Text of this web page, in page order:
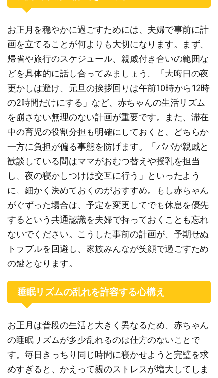
お正月を穏やかに過ごすためには、夫婦で事前に計
画を立てることが何よりも大切になります。まず、
帰省や旅行のスケジュール、親戚付き合いの範囲な
どを具体的に話し合ってみましょう。「大晦日の夜
更かしは避け、元旦の挨拶回りは午前10時から12時
の2時間だけにする」など、赤ちゃんの生活リズム
を崩さない無理のない計画が重要です。また、滞在
中の育児の役割分担も明確にしておくと、どちらか
一方に負担が偏る事態を防げます。「パパが親戚と
歓談している間はママがおむつ替えや授乳を担当
し、夜の寝かしつけは交互に行う」といったよう
に、細かく決めておくのがおすすめ。もし赤ちゃん
がぐずった場合は、予定を変更してでも休息を優先
するという共通認識を夫婦で持っておくことも忘れ
ないでください。こうした事前の計画が、予期せぬ
トラブルを回避し、家族みんなが笑顔で過ごすため
の鍵となります。
睡眠リズムの乱れを許容する心構え
お正月は普段の生活と大きく異なるため、赤ちゃん
の睡眠リズムが多少乱れるのは仕方のないことで
す。毎日きっちり同じ時間に寝かせようと完璧を求
めすぎると、かえって親のストレスが増大してしま